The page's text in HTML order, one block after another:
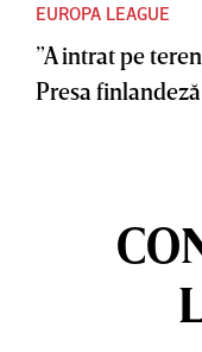
EUROPA LEAGUE
”A intrat pe
Presa